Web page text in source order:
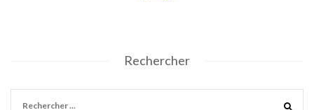
Rechercher